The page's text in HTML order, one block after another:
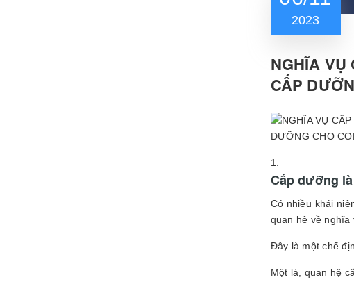
2023
NGHĨA VỤ
CẤP
DƯỠNG CHO
Cấp dưỡng
Có nhiều khái
quan hệ về
Đây là một chế
Một là, quan hệ